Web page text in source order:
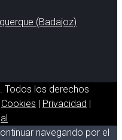
(Badajoz)
Todos los derechos
Cookies Privacidad
navegando por el